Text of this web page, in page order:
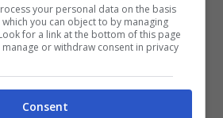
diventati sempre più
recenti dichiarazioni
Gazzola, che
your personal data on the basis
you can object to by managing
for a link at the bottom of this page
or withdraw consent in privacy
Consent